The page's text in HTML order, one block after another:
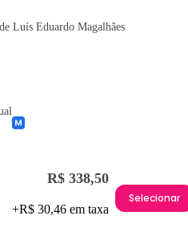
Luís Eduardo Magalhães
R$ 338,50
+R$ 30,46 em taxa
Selecionar